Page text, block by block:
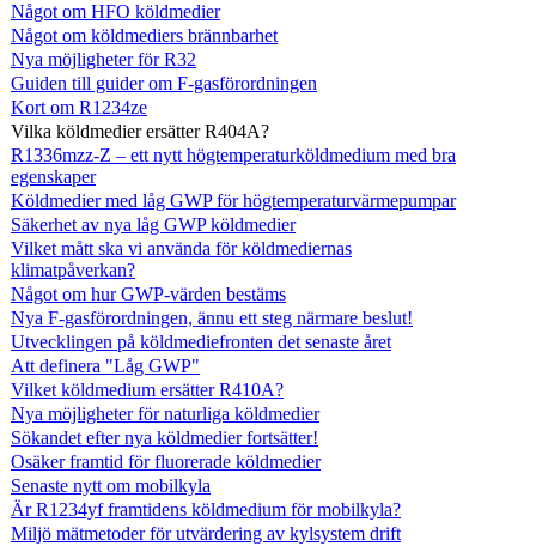
Något om HFO köldmedier
Något om köldmediers brännbarhet
Nya möjligheter för R32
Guiden till guider om F-gasförordningen
Kort om R1234ze
Vilka köldmedier ersätter R404A?
R1336mzz-Z – ett nytt högtemperaturköldmedium med bra
egenskaper
Köldmedier med låg GWP för högtemperaturvärmepumpar
Säkerhet av nya låg GWP köldmedier
Vilket mått ska vi använda för köldmediernas
klimatpåverkan?
Något om hur GWP-värden bestäms
Nya F-gasförordningen, ännu ett steg närmare beslut!
Utvecklingen på köldmediefronten det senaste året
Att definera "Låg GWP"
Vilket köldmedium ersätter R410A?
Nya möjligheter för naturliga köldmedier
Sökandet efter nya köldmedier fortsätter!
Osäker framtid för fluorerade köldmedier
Senaste nytt om mobilkyla
Är R1234yf framtidens köldmedium för mobilkyla?
Miljö mätmetoder för utvärdering av kylsystem drift